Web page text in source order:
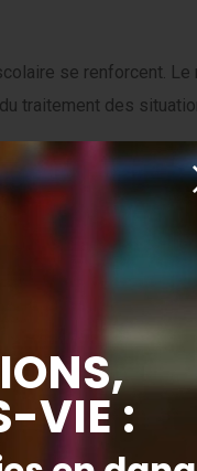
se renforcent. Le
traitement des
identifier les
sexuelles